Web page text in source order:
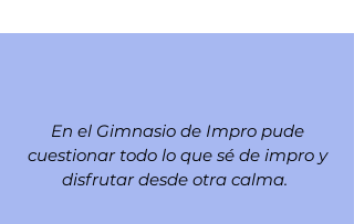
En el Gimnasio de Impro pude
cuestionar todo lo que sé de impro y
disfrutar desde otra calma.